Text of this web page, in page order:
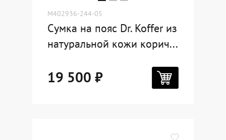
M402936-244-05
Сумка на пояс Dr. Koffer из
натуральной кожи корич...
19 500 ₽